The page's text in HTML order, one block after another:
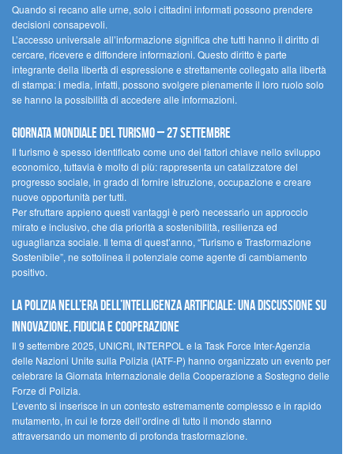
Quando si recano alle urne, solo i cittadini informati possono prendere
decisioni consapevoli.
L’accesso universale all’informazione significa che tutti hanno il diritto di
cercare, ricevere e diffondere informazioni. Questo diritto è parte
integrante della libertà di espressione e strettamente collegato alla libertà
di stampa: i media, infatti, possono svolgere pienamente il loro ruolo solo
se hanno la possibilità di accedere alle informazioni.
Giornata mondiale del turismo – 27 settembre
Il turismo è spesso identificato come uno dei fattori chiave nello sviluppo
economico, tuttavia è molto di più: rappresenta un catalizzatore del
progresso sociale, in grado di fornire istruzione, occupazione e creare
nuove opportunità per tutti.
Per sfruttare appieno questi vantaggi è però necessario un approccio
mirato e inclusivo, che dia priorità a sostenibilità, resilienza ed
uguaglianza sociale. Il tema di quest’anno, “Turismo e Trasformazione
Sostenibile”, ne sottolinea il potenziale come agente di cambiamento
positivo.
La polizia nell’era dell’Intelligenza Artificiale: una discussione su
innovazione, fiducia e cooperazione
Il 9 settembre 2025, UNICRI, INTERPOL e la Task Force Inter-Agenzia
delle Nazioni Unite sulla Polizia (IATF-P) hanno organizzato un evento per
celebrare la Giornata Internazionale della Cooperazione a Sostegno delle
Forze di Polizia.
L’evento si inserisce in un contesto estremamente complesso e in rapido
mutamento, in cui le forze dell’ordine di tutto il mondo stanno
attraversando un momento di profonda trasformazione.